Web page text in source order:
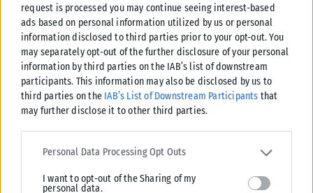
request is processed you may continue seeing interest-based
ads based on personal information utilized by us or personal
information disclosed to third parties prior to your opt-out. You
may separately opt-out of the further disclosure of your personal
information by third parties on the IAB’s list of downstream
participants. This information may also be disclosed by us to
third parties on the IAB’s List of Downstream Participants that
may further disclose it to other third parties.
Please note that this website/app uses one or more Google
services and may gather and store information including but not
deny consent to Google and its third-party tags to use your data
Personal Data Processing Opt Outs
I want to opt-out of the Sharing of my
personal data.
Από σήμερα μόνο με νέου τύπου ταυτότητα ή διαβατήριο τα
ταξίδια στο εξωτερικό
Από σήμερα, 3 Αυγούστου, οι παλαιού τύπου «μπλε» αστυνομικές
ταυτότητες παύουν να ισχύουν ως ταξιδιωτικά έγγραφα για το
εξωτερικό, με...
ΑΝΑΡΤΉΘΗΚΕ ΑΠΌ KARFITSANEWS 03/08/2026